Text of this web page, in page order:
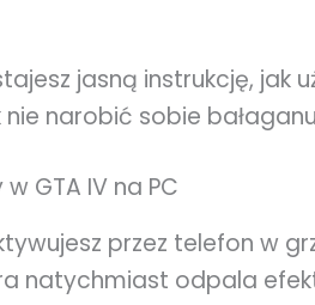
jasną instrukcję, jak
narobić sobie
GTA IV na PC
przez telefon w
natychmiast odpala